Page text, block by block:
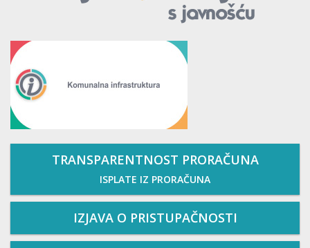
TRANSPARENTNOST PRORAČUNA
ISPLATE IZ PRORAČUNA
IZJAVA O PRISTUPAČNOSTI